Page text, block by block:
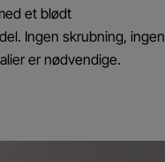
et blødt
Ingen skrubning, ingen
er nødvendige.